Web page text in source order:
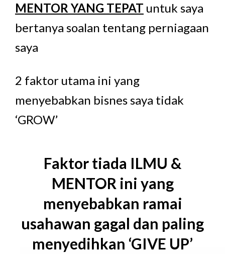
MENTOR YANG TEPAT untuk saya
bertanya soalan tentang perniagaan
saya
2 faktor utama ini yang
menyebabkan bisnes saya tidak
‘GROW’
Faktor tiada ILMU &
MENTOR ini yang
menyebabkan ramai
usahawan gagal dan paling
menyedihkan ‘GIVE UP’